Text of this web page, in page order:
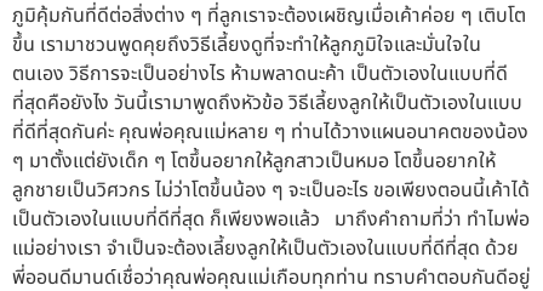
ภูมิคุ้มกันที่ดีต่อสิ่งต่าง ๆ ที่ลูกเราจะต้องเผชิญเมื่อเค้าค่อย ๆ เติบโต
ขึ้น เรามาชวนพูดคุยถึงวิธีเลี้ยงดูที่จะทำให้ลูกภูมิใจและมั่นใจใน
ตนเอง วิธีการจะเป็นอย่างไร ห้ามพลาดนะค้า เป็นตัวเองในแบบที่ดี
ที่สุดคือยังไง วันนี้เรามาพูดถึงหัวข้อ วิธีเลี้ยงลูกให้เป็นตัวเองในแบบ
ที่ดีที่สุดกันค่ะ คุณพ่อคุณแม่หลาย ๆ ท่านได้วางแผนอนาคตของน้อง
ๆ มาตั้งแต่ยังเด็ก ๆ โตขึ้นอยากให้ลูกสาวเป็นหมอ โตขึ้นอยากให้
ลูกชายเป็นวิศวกร ไม่ว่าโตขึ้นน้อง ๆ จะเป็นอะไร ขอเพียงตอนนี้เค้าได้
เป็นตัวเองในแบบที่ดีที่สุด ก็เพียงพอแล้ว มาถึงคำถามที่ว่า ทำไมพ่อ
แม่อย่างเรา จำเป็นจะต้องเลี้ยงลูกให้เป็นตัวเองในแบบที่ดีที่สุด ด้วย
พี่ออนดีมานด์เชื่อว่าคุณพ่อคุณแม่เกือบทุกท่าน ทราบคำตอบกันดีอยู่